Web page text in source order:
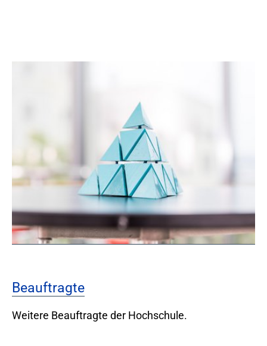
Beauftragte
Weitere Beauftragte der Hochschule.